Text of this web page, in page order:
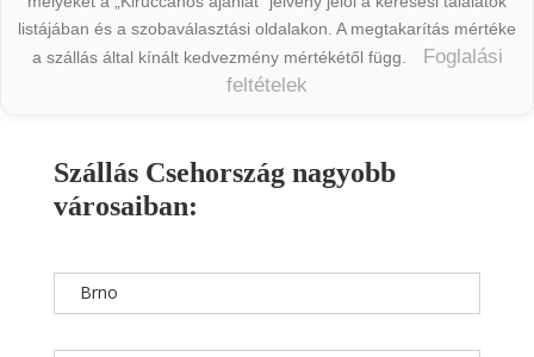
listájában és a szobaválasztási oldalakon. A megtakarítás mértéke
a szállás által kínált kedvezmény mértékétől függ.
Foglalási
feltételek
Szállás Csehország nagyobb
városaiban:
Brno